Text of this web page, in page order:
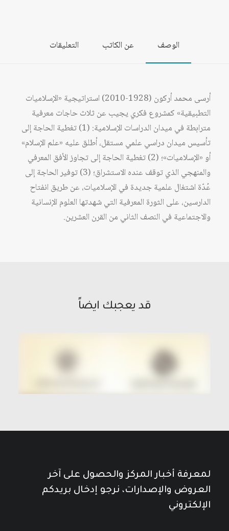
الوصف عن الكاتب التعليقات
أرسى محمد أركون (1928-2010) استراتيجية «الإسلاميات
التطبيقية» كمشروع فكري يجيب عن ثلاث حاجات معرفية
مترابطة في ميدان الدراسات الإسلامية: (1) تغطية الحاجة إلى
تأسيس ميدان دراسي علمي مستقل، أطلق عليه «علم الإسلام»
أو «الإسلاميات»؛ (2) تغطية الحاجة إلى تجاوز الأفق المعرفي
والمنهجي الذي توقف عنده الاستشراق؛ (3) توفير الحاجة إلى
عُدّة اشتغال علمية جديدة في الإسلاميات، عن طريق انفتاح
الدارسين، على الثورة المعرفية التي شهدتها العلوم الإنسانية
والاجتماعية في النصف الثاني من القرن العشرين.
قد يعجبك ايضاً
لمعرفة أخبار المركز والحصول على آخر
العروض والإصدارات، نرجو إدخال بريدكم
الإلكتروني